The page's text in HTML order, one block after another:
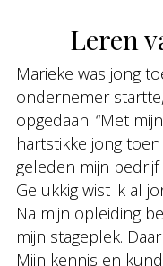
Leren
Marieke was jong
ondernemer
opgedaan. “Met
hartstikke jong toen
geleden mijn bedrijf
Gelukkig wist ik al
Na mijn opleiding
mijn stageplek.
Mijn kennis en